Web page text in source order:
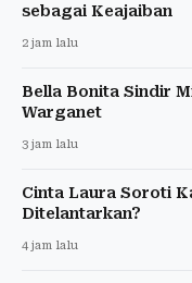
sebagai Keajaiban
2 jam lalu
Bella Bonita Sindir
Warganet
3 jam lalu
Cinta Laura Soroti
Ditelantarkan?
4 jam lalu